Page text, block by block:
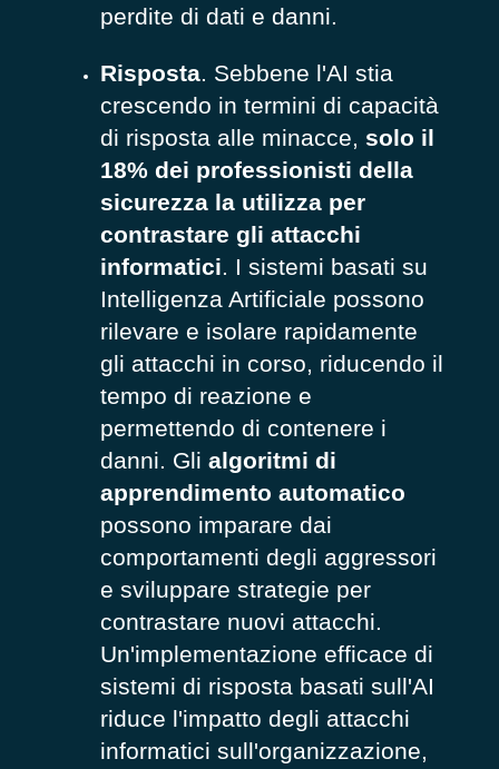
perdite di dati e danni.
Risposta. Sebbene l'AI stia
crescendo in termini di capacità
di risposta alle minacce, solo il
18% dei professionisti della
sicurezza la utilizza per
contrastare gli attacchi
informatici. I sistemi basati su
Intelligenza Artificiale possono
rilevare e isolare rapidamente
gli attacchi in corso, riducendo il
tempo di reazione e
permettendo di contenere i
danni. Gli algoritmi di
apprendimento automatico
possono imparare dai
comportamenti degli aggressori
e sviluppare strategie per
contrastare nuovi attacchi.
Un'implementazione efficace di
sistemi di risposta basati sull'AI
riduce l'impatto degli attacchi
informatici sull'organizzazione,